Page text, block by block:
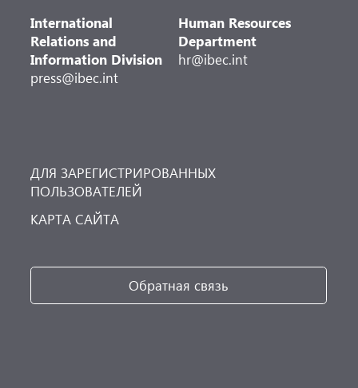
International
Relations and
Information Division
press@ibec.int
Human Resources
Department
hr@ibec.int
ДЛЯ ЗАРЕГИСТРИРОВАННЫХ
ПОЛЬЗОВАТЕЛЕЙ
КАРТА САЙТА
Обратная связь